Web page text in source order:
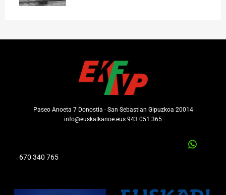
Paseo Anoeta 7 Donostia - San Sebastian Gipuzkoa 20014
info@euskalkanoe.eus 943 051 365
670 340 765